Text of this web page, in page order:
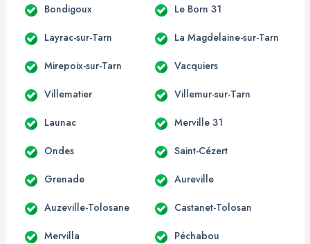
Bondigoux Le Born 31
Layrac-sur-Tarn La Magdelaine-sur-Tarn
Mirepoix-sur-Tarn Vacquiers
Villematier Villemur-sur-Tarn
Launac Merville 31
Ondes Saint-Cézert
Grenade Aureville
Auzeville-Tolosane Castanet-Tolosan
Mervilla Péchabou